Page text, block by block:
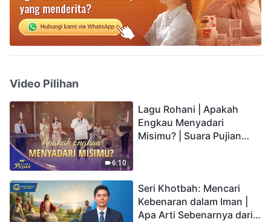
Video Pilihan
6:10
Lagu Rohani | Apakah
Engkau Menyadari
Misimu? | Suara Pujian
Seri Khotbah: Mencari
Kebenaran dalam Iman |
Apa Arti Sebenarnya dari